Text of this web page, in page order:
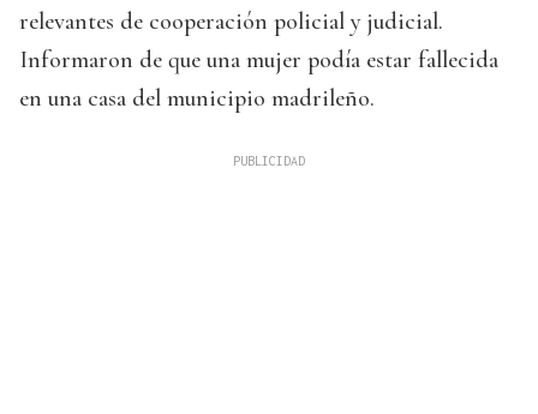
relevantes de cooperación policial y judicial.
Informaron de que una mujer podía estar fallecida
en una casa del municipio madrileño.